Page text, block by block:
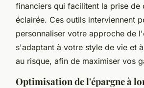
financiers qui facilitent la prise de
éclairée. Ces outils interviennent
personnaliser votre approche de
s'adaptant à votre style de vie et
au risque, afin de maximiser vos
Optimisation de l'épargne à